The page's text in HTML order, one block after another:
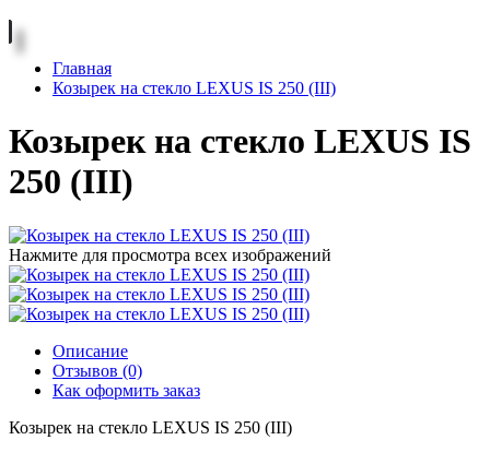
Главная
Козырек на стекло LEXUS IS 250 (III)
Козырек на стекло LEXUS IS
250 (III)
Нажмите для просмотра всех изображений
Описание
Отзывов (0)
Как оформить заказ
Козырек на стекло LEXUS IS 250 (III)